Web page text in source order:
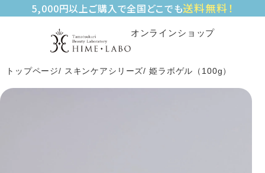
5,000円以上ご購入で全国どこでも送料無料！
オンラインショップ
トップページ スキンケアシリーズ 姫ラボゲル（100g）